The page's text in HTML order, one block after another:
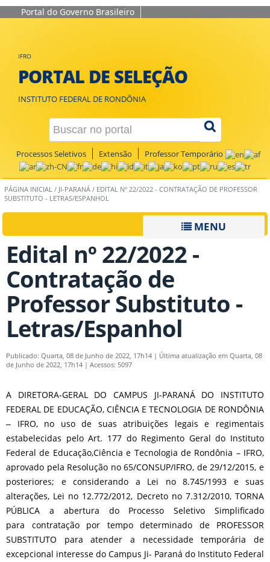
Portal do Governo Brasileiro
IFRO
PORTAL DE SELEÇÃO
INSTITUTO FEDERAL DE RONDÔNIA
Processos Seletivos Extensão Professor Temporário
PÁGINA INICIAL / JI-PARANÁ / EDITAL Nº 22/2022 - CONTRATAÇÃO DE PROFESSOR
SUBSTITUTO - LETRAS/ESPANHOL
MENU
Edital nº 22/2022 -
Contratação de
Professor Substituto -
Letras/Espanhol
Publicado: Quarta, 08 de Junho de 2022, 17h14 | Última atualização em Quarta, 08
de Junho de 2022, 17h14 | Acessos: 5097
A DIRETORA-GERAL DO CAMPUS JI-PARANÁ DO INSTITUTO
FEDERAL DE EDUCAÇÃO, CIÊNCIA E TECNOLOGIA DE RONDÔNIA
‒ IFRO, no uso de suas atribuições legais e regimentais
estabelecidas pelo Art. 177 do Regimento Geral do Instituto
Federal de Educação,Ciência e Tecnologia de Rondônia – IFRO,
aprovado pela Resolução no 65/CONSUP/IFRO, de 29/12/2015, e
posteriores; e considerando a Lei no 8.745/1993 e suas
alterações, Lei no 12.772/2012, Decreto no 7.312/2010, TORNA
PÚBLICA a abertura do Processo Seletivo Simplificado
para contratação por tempo determinado de PROFESSOR
SUBSTITUTO para atender a necessidade temporária de
excepcional interesse do Campus Ji- Paraná do Instituto Federal